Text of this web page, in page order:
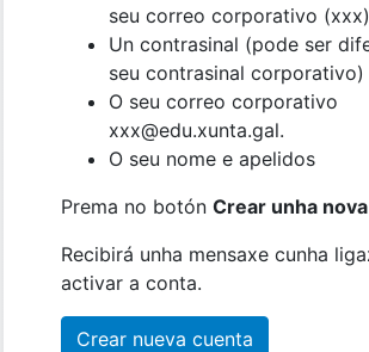
seu correo corporativo (xxx)
Un contrasinal (pode ser
seu contrasinal corporativo)
O seu correo corporativo
xxx@edu.xunta.gal.
O seu nome e apelidos
Prema no botón Crear unha
Recibirá unha mensaxe cunha
activar a conta.
Crear nueva cuenta